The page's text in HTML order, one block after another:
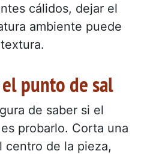
cálidos, dejar el
ambiente puede
punto de sal
de saber si el
probarlo. Corta una
centro de la pieza,